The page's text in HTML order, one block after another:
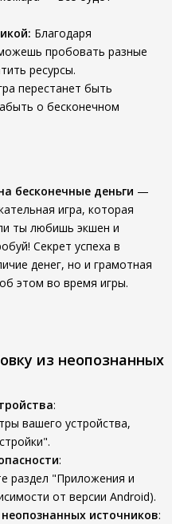
Благодаря
пробовать разные
ресурсы.
перестанет быть
о бесконечном
бесконечные деньги —
игра, которая
ты любишь экшен и
Секрет успеха в
денег, но и грамотная
этом во время игры.
из неопознанных
:
вашего устройства,
:
раздел "Приложения и
от версии Android).
источников: